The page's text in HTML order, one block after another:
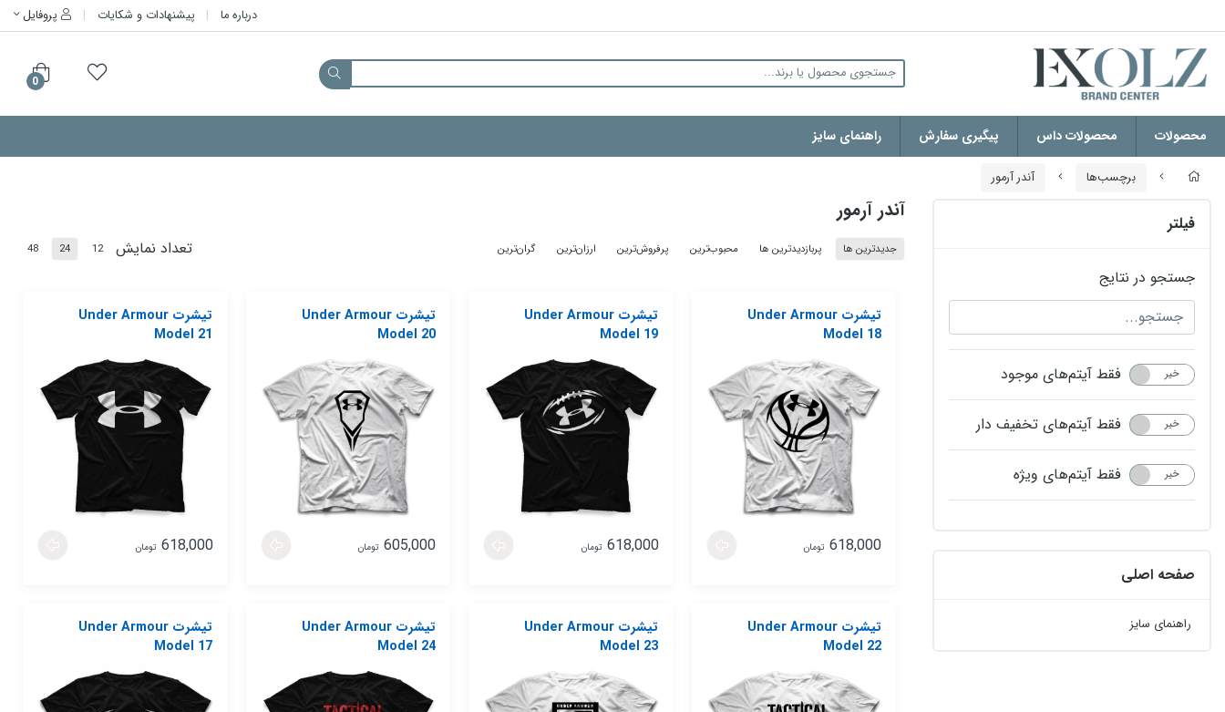
پروفایل درباره ما پیشنهادات و شکایات
0
محصولات محصولات داس پیگیری سفارش راهنمای سایز
برچسب‌ها آندر آرمور
فیلتر
جستجو در نتایج
بله خیر فقط آیتم‌های موجود
بله خیر فقط آیتم‌های تخفیف دار
بله خیر فقط آیتم‌های ویژه
صفحه اصلی
راهنمای سایز
آندر آرمور
جدیدترین ها پربازدیدترین ها محبوب‌‌ترین پرفروش‌ترین ارزان‌ترین گران‌ترین تعداد نمایش 12
24
48
تیشرت Under Armour
Model 18
618,000 تومان
تیشرت Under Armour
Model 19
618,000 تومان
تیشرت Under Armour
Model 20
605,000 تومان
تیشرت Under Armour
Model 21
618,000 تومان
تیشرت Under Armour
Model 22
تیشرت Under Armour
Model 23
تیشرت Under Armour
Model 24
تیشرت Under Armour
Model 17